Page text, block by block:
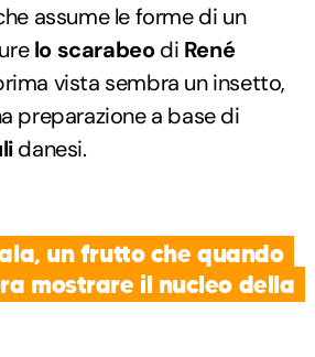
assume le forme di un
lo scarabeodi René
vista sembra un insetto,
preparazione a base di
danesi.
un frutto che quando
mostrare il nucleo della